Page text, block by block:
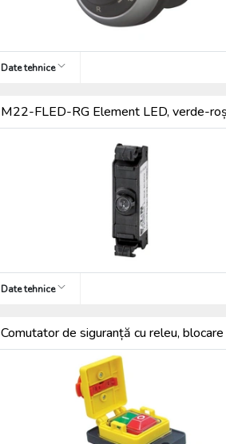
Date tehnice
M22-FLED-RG Element LED, verde-
Date tehnice
Comutator de siguranță cu releu,